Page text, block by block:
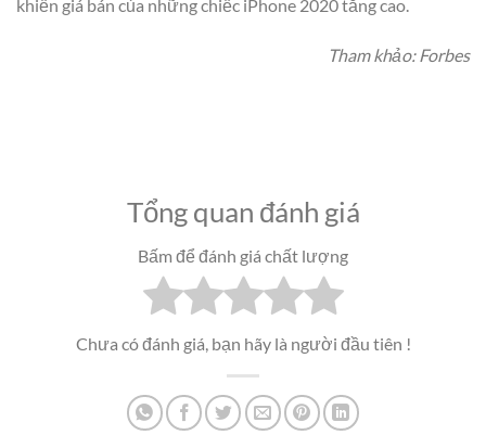
khiến giá bán của những chiếc iPhone 2020 tăng cao.
Tham khảo: Forbes
Tổng quan đánh giá
Bấm để đánh giá chất lượng
Chưa có đánh giá, bạn hãy là người đầu tiên !